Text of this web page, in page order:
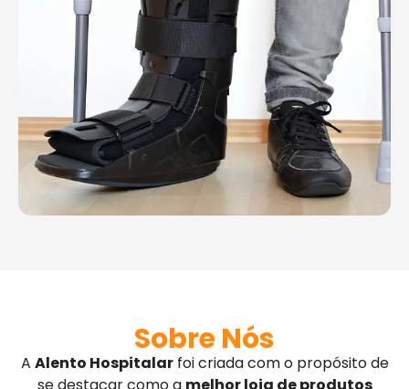
Sobre Nós
A Alento Hospitalarfoi criada com o propósito de